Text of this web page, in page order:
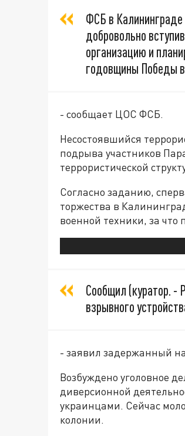
ФСБ в
добровольно
организацию и
годовщины Победы в
- сообщает ЦОС ФСБ.
Несостоявшийся
подрыва участников
террористической
Согласно заданию,
торжества в
военной техники, за что
Сообщил (куратор. -
взрывного
- заявил задержанный
Возбуждено уголовное
диверсионной
украинцами. Сейчас
колонии.